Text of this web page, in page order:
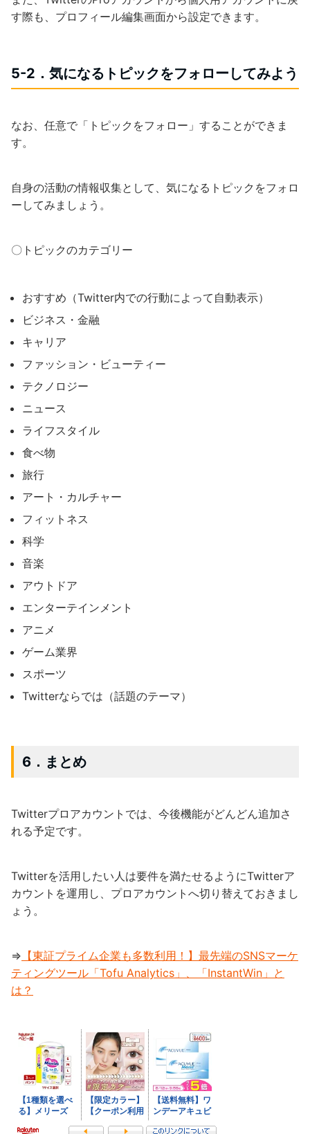
す際も、プロフィール編集画面から設定できます。
5-2．気になるトピックをフォローしてみよう
なお、任意で「トピックをフォロー」することができま
す。
自身の活動の情報収集として、気になるトピックをフォロ
ーしてみましょう。
〇トピックのカテゴリー
おすすめ（Twitter内での行動によって自動表示）
ビジネス・金融
キャリア
ファッション・ビューティー
テクノロジー
ニュース
ライフスタイル
食べ物
旅行
アート・カルチャー
フィットネス
科学
音楽
アウトドア
エンターテインメント
アニメ
ゲーム業界
スポーツ
Twitterならでは（話題のテーマ）
6．まとめ
Twitterプロアカウントでは、今後機能がどんどん追加さ
れる予定です。
Twitterを活用したい人は要件を満たせるようにTwitterア
カウントを運用し、プロアカウントへ切り替えておきまし
ょう。
⇒ 【東証プライム企業も多数利用！】最先端のSNSマーケ
ティングツール「Tofu Analytics」、「InstantWin」と
は？